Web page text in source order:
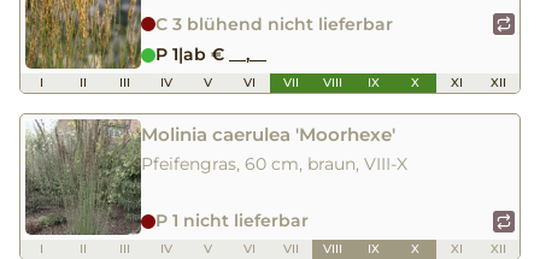
C 3 blühend nicht lieferbar
P 1|ab € __,__
I II III IV V VI VII VIII IX X XI XII
Molinia caerulea 'Moorhexe'
Pfeifengras, 60 cm, braun, VIII-X
P 1 nicht lieferbar
I II III IV V VI VII VIII IX X XI XII